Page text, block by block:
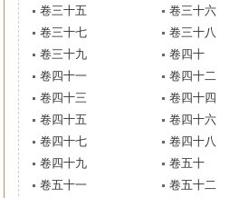
卷三十五
卷三十六
卷三十七
卷三十八
卷三十九
卷四十
卷四十一
卷四十二
卷四十三
卷四十四
卷四十五
卷四十六
卷四十七
卷四十八
卷四十九
卷五十
卷五十一
卷五十二